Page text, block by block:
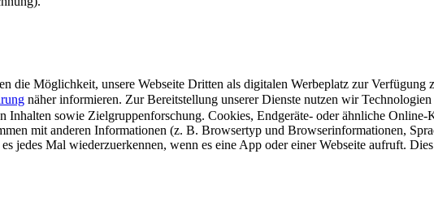
Möglichkeit, unsere Webseite Dritten als digitalen Werbeplatz zur Verfügung
näher informieren. Zur Bereitstellung unserer Dienste nutzen wir
Inhalten sowie Zielgruppenforschung. Cookies, Endgeräte- oder ähnliche
mit anderen Informationen (z. B. Browsertyp und Browserinformationen,
jedes Mal wiederzuerkennen, wenn es eine App oder einer Webseite aufruft.